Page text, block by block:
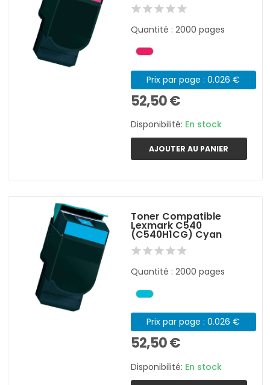
Quantité : 2000 pages
Prix par page : 0.026 €
52,50 €
Disponibilité: En stock
AJOUTER AU PANIER
Toner Compatible
Lexmark C540
(C540H1CG) Cyan
Quantité : 2000 pages
Prix par page : 0.026 €
52,50 €
Disponibilité: En stock